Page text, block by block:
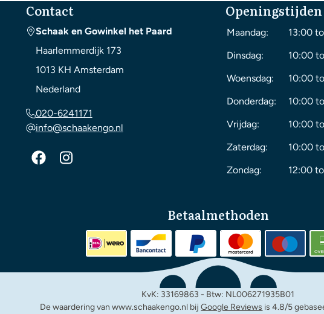
Contact
Schaak en Gowinkel het Paard
Haarlemmerdijk 173
1013 KH Amsterdam
Nederland
020-6241171
info@schaakengo.nl
Openingstijden
Maandag:
13:00
Dinsdag:
10:00
Woensdag:
10:00
Donderdag:
10:00
Vrijdag:
10:00
Zaterdag:
10:00
Zondag:
12:00
Betaalmethoden
KvK: 33169863 - Btw: NL006271935B01
De waardering van www.schaakengo.nl bijGoogle Reviews is 4.8/5